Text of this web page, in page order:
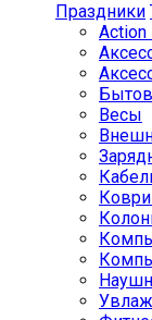
Праздники
Action
Весы